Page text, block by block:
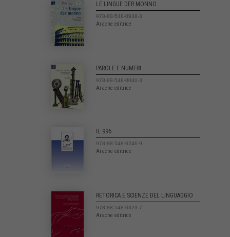
LE LINGUE DER MONNO
978-88-548-0938-3
Aracne editrice
PAROLE E NUMERI
978-88-548-0040-3
Aracne editrice
IL 996
978-88-548-0246-9
Aracne editrice
RETORICA E SCIENZE DEL LINGUAGGIO
978-88-548-0323-7
Aracne editrice